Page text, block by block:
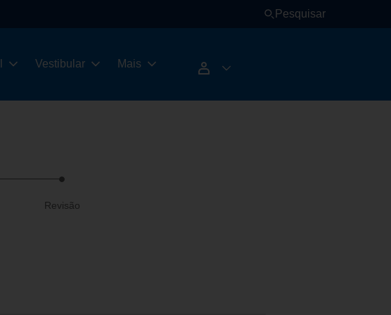
Pesquisar
Vestibular Mais
Revisão